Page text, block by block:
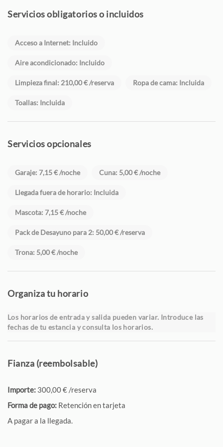
Servicios obligatorios o incluidos
Acceso a Internet: Incluido
Aire acondicionado: Incluido
Limpieza final: 210,00 € /reserva Ropa de cama: Incluida
Toallas: Incluida
Servicios opcionales
Garaje: 7,15 € /noche Cuna: 5,00 € /noche
Llegada fuera de horario: Incluida
Mascota: 7,15 € /noche
Pack de Desayuno para 2: 50,00 € /reserva
Trona: 5,00 € /noche
Organiza tu horario
Los horarios de entrada y salida pueden variar. Introduce las
fechas de tu estancia y consulta los horarios.
Fianza (reembolsable)
Importe: 300,00 € /reserva
Forma de pago: Retención en tarjeta
A pagar a la llegada.